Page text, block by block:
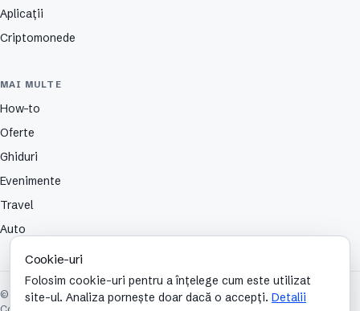
Aplicații
Criptomonede
MAI MULTE
How-to
Oferte
Ghiduri
Evenimente
Travel
Auto
© 2026 TechCafe. Toate drepturile rezervate.
Cookie-uri
Folosim cookie-uri pentru a înțelege cum este utilizat
site-ul. Analiza pornește doar dacă o accepți. Detalii